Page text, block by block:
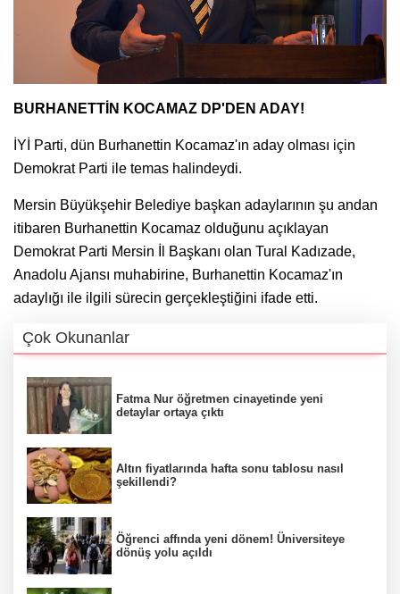
BURHANETTİN KOCAMAZ DP'DEN ADAY!
İYİ Parti, dün Burhanettin Kocamaz'ın aday olması için
Demokrat Parti ile temas halindeydi.
Mersin Büyükşehir Belediye başkan adaylarının şu andan
itibaren Burhanettin Kocamaz olduğunu açıklayan
Demokrat Parti Mersin İl Başkanı olan Tural Kadızade,
Anadolu Ajansı muhabirine, Burhanettin Kocamaz'ın
adaylığı ile ilgili sürecin gerçekleştiğini ifade etti.
Çok Okunanlar
Fatma Nur öğretmen cinayetinde yeni
detaylar ortaya çıktı
Altın fiyatlarında hafta sonu tablosu nasıl
şekillendi?
Öğrenci affında yeni dönem! Üniversiteye
dönüş yolu açıldı